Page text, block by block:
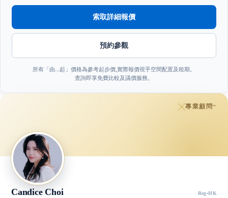
索取詳細報價
預約參觀
所有「由…起」價格為參考起步價,實際報價視乎空間配置及租期。
查詢即享免費比較及議價服務。
專業顧問™
Candice Choi Reg·HK